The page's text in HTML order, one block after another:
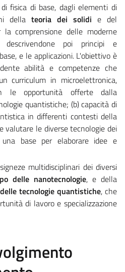
fisica di base, dagli elementi di
della teoria dei solidi e del
la comprensione delle moderne
poi principi e
e le applicazioni. L'obiettivo è
abilità e competenze che
curriculum in microelettronica,
le opportunità offerte dalla
quantistiche; (b) capacità di
in differenti contesti della
valutare le diverse tecnologie dei
una base per elaborare idee e
multidisciplinari dei diversi
delle nanotecnologie, e della
tecnologie quantistiche, che
di lavoro e specializzazione